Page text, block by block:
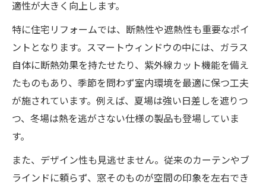
適性が大きく向上します。
特に住宅リフォームでは、断熱性や遮熱性も重要なポイ
ントとなります。スマートウィンドウの中には、ガラス
自体に断熱効果を持たせたり、紫外線カット機能を備え
たものもあり、季節を問わず室内環境を最適に保つ工夫
が施されています。例えば、夏場は強い日差しを遮りつ
つ、冬場は熱を逃がさない仕様の製品も登場していま
す。
また、デザイン性も見逃せません。従来のカーテンやブ
ラインドに頼らず、窓そのものが空間の印象を左右でき